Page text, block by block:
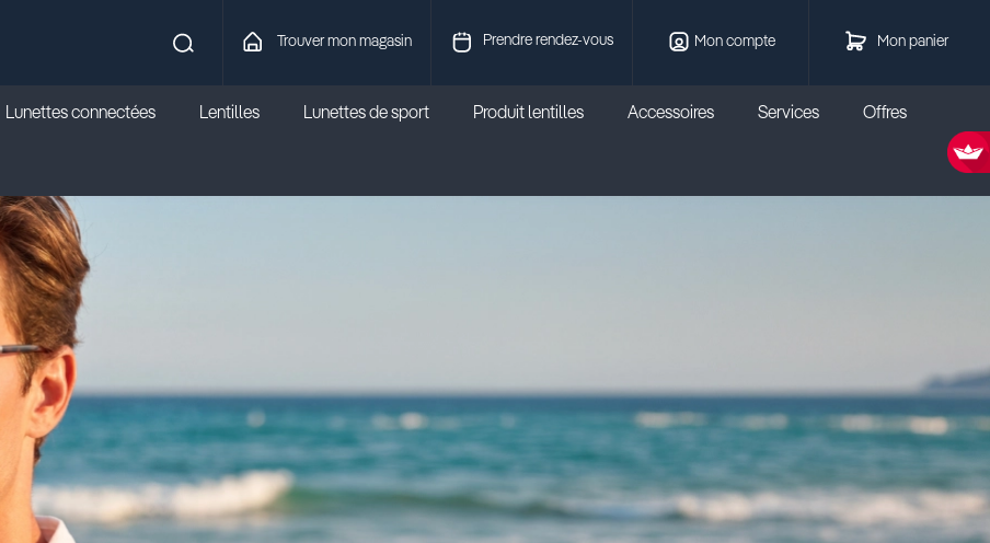
Mon panier
Prendre rendez-vous Mon compte
Trouver mon magasin
Lunettes connectées Lentilles Lunettes de sport Produit lentilles Accessoires Services Offres